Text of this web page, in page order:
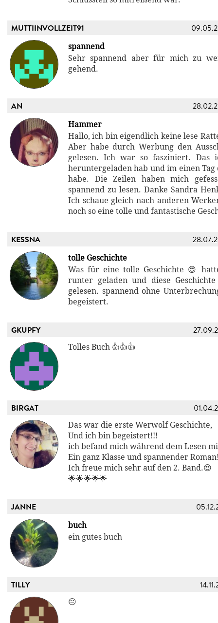
MUTTIINVOLLZEIT91
spannend
Sehr spannend aber für mich zu
gehend.
AN
Hammer
Hallo, ich bin eigendlich keine lese
Aber habe durch Werbung den
gelesen. Ich war so fasziniert. Das
heruntergeladen hab und im einen Tag
habe. Die Zeilen haben mich
spannend zu lesen. Danke Sandra
Ich schaue gleich nach anderen
noch so eine tolle und fantastische
KESSNA
tolle Geschichte
Was für eine tolle Geschichte 😍
runter geladen und diese
gelesen. spannend ohne
begeistert.
GKUPFY
Tolles Buch 👍👍👍
BIRGAT
Das war die erste Werwolf Geschichte,
Und ich bin begeistert!!!
ich befand mich während dem Lesen
Ein ganz Klasse und spannender
Ich freue mich sehr auf den 2. Band.😍
🌟🌟🌟🌟🌟
JANNE
buch
ein gutes buch
TILLY
😐